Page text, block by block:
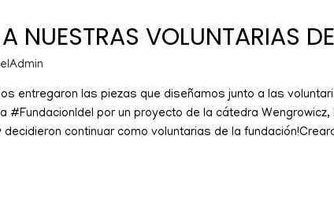
NUESTRAS VOLUNTARIAS
entregaron las piezas que diseñamos junto a las
#FundacionIdel por un proyecto de la cátedra
decidieron continuar como voluntarias de la